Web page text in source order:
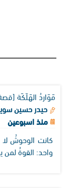
مَوَاردُ الهَلَكَة
حيدر حسين
منذ اسبوعين
كانت الوحوشُ
واحد: القوةُ لمن